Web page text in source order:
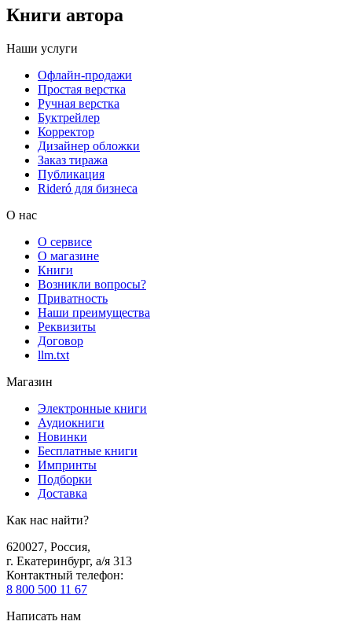
Книги автора
Наши услуги
Офлайн-продажи
Простая верстка
Ручная верстка
Буктрейлер
Корректор
Дизайнер обложки
Заказ тиража
Публикация
Rideró для бизнеса
О нас
О сервисе
О магазине
Книги
Возникли вопросы?
Приватность
Наши преимущества
Реквизиты
Договор
llm.txt
Магазин
Электронные книги
Аудиокниги
Новинки
Бесплатные книги
Импринты
Подборки
Доставка
Как нас найти?
620027, Россия,
г. Екатеринбург, а/я 313
Контактный телефон:
8 800 500 11 67
Написать нам